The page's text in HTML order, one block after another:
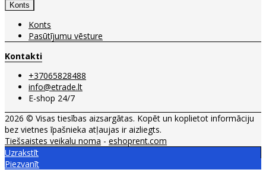
Konts
Konts
Pasūtījumu vēsture
Kontakti
+37065828488
info@etrade.lt
E-shop 24/7
2026 © Visas tiesības aizsargātas. Kopēt un koplietot informāciju
bez vietnes īpašnieka atļaujas ir aizliegts.
Tiešsaistes veikalu noma - eshoprent.com
Uzrakstīt
Piezvanīt